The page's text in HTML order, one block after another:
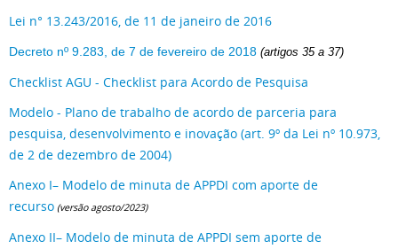
Lei n° 13.243/2016, de 11 de janeiro de 2016
Decreto nº 9.283, de 7 de fevereiro de 2018 (artigos 35 a 37)
Checklist AGU - Checklist para Acordo de Pesquisa
Modelo - Plano de trabalho de acordo de parceria para
pesquisa, desenvolvimento e inovação (art. 9º da Lei nº 10.973,
de 2 de dezembro de 2004)
Anexo I– Modelo de minuta de APPDI com aporte de
recurso (versão agosto/2023)
Anexo II– Modelo de minuta de APPDI sem aporte de